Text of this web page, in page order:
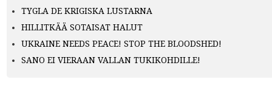
TYGLA DE KRIGISKA LUSTARNA
HILLITKÄÄ SOTAISAT HALUT
UKRAINE NEEDS PEACE! STOP THE BLOODSHED!
SANO EI VIERAAN VALLAN TUKIKOHDILLE!